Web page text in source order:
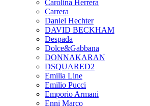
Carolina Herrera
Carrera
Daniel Hechter
DAVID BECKHAM
Despada
Dolce&Gabbana
DONNAKARAN
DSQUARED2
Emilia Line
Emilio Pucci
Emporio Armani
Enni Marco